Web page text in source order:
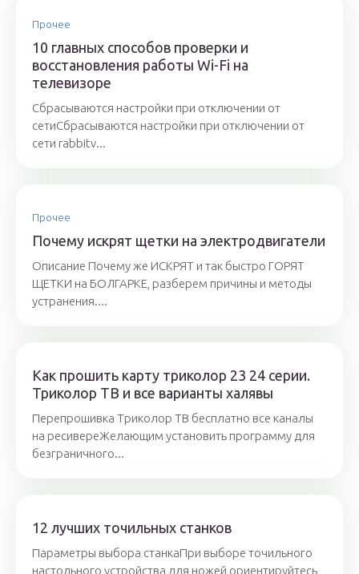
Прочее
10 главных способов проверки и
восстановления работы Wi-Fi на
телевизоре
Сбрасываются настройки при отключении от
сетиСбрасываются настройки при отключении от
сети rabbitv...
Прочее
Почему искрят щетки на электродвигатели
Описание Почему же ИСКРЯТ и так быстро ГОРЯТ
ЩЕТКИ на БОЛГАРКЕ, разберем причины и методы
устранения....
Как прошить карту триколор 23 24 серии.
Триколор ТВ и все варианты халявы
Перепрошивка Триколор ТВ бесплатно все каналы
на ресивереЖелающим установить программу для
безграничного...
12 лучших точильных станков
Параметры выбора станкаПри выборе точильного
настольного устройства для ножей ориентируйтесь